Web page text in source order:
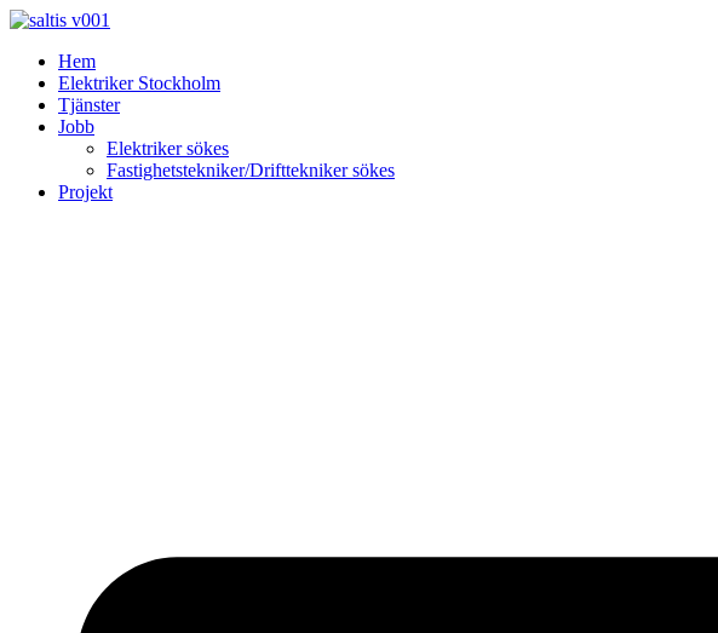
Skip
contentHem
Elektriker Stockholm
Tjänster
Jobb
Elektriker sökes
Fastighetstekniker/Drifttekniker sökes
Projekt